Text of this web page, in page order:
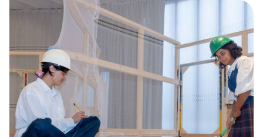
SLA JE SLAG OP DE BAAN – OEFENING IN